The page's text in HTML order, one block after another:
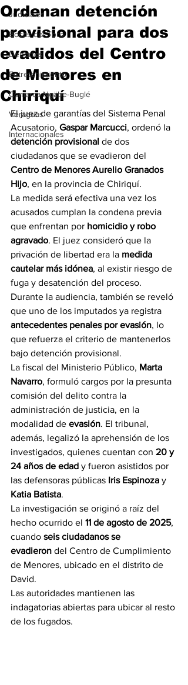
Judiciales
Bocas del Toro
Deportes
Entretenimiento
Comarca Ngäbe-Buglé
Veraguas
Internacionales
Ordenan detención
provisional para dos
evadidos del Centro
de Menores en
Chiriquí
El juez de garantías del Sistema Penal
Acusatorio, Gaspar Marcucci, ordenó la
detención provisional de dos
ciudadanos que se evadieron del
Centro de Menores Aurelio Granados
Hijo, en la provincia de Chiriquí.
La medida será efectiva una vez los
acusados cumplan la condena previa
que enfrentan por homicidio y robo
agravado. El juez consideró que la
privación de libertad era la medida
cautelar más idónea, al existir riesgo de
fuga y desatención del proceso.
Durante la audiencia, también se reveló
que uno de los imputados ya registra
antecedentes penales por evasión, lo
que refuerza el criterio de mantenerlos
bajo detención provisional.
La fiscal del Ministerio Público, Marta
Navarro, formuló cargos por la presunta
comisión del delito contra la
administración de justicia, en la
modalidad de evasión. El tribunal,
además, legalizó la aprehensión de los
investigados, quienes cuentan con 20 y
24 años de edad y fueron asistidos por
las defensoras públicas Iris Espinoza y
Katia Batista.
La investigación se originó a raíz del
hecho ocurrido el 11 de agosto de 2025,
cuando seis ciudadanos se
evadieron del Centro de Cumplimiento
de Menores, ubicado en el distrito de
David.
Las autoridades mantienen las
indagatorias abiertas para ubicar al resto
de los fugados.